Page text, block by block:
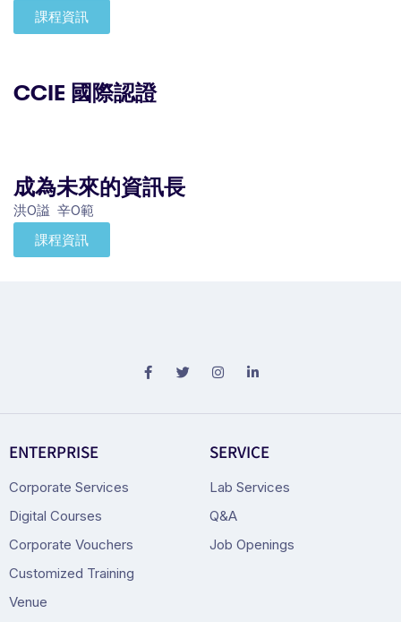
課程資訊
CCIE 國際認證
成為未來的資訊長
洪O謚 辛O範
課程資訊
ENTERPRISE
Corporate Services
Digital Courses
Corporate Vouchers
Customized Training
Venue
SERVICE
Lab Services
Q&A
Job Openings